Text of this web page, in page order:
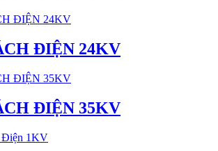
ĐIỆN 24KV
ĐIỆN 35KV